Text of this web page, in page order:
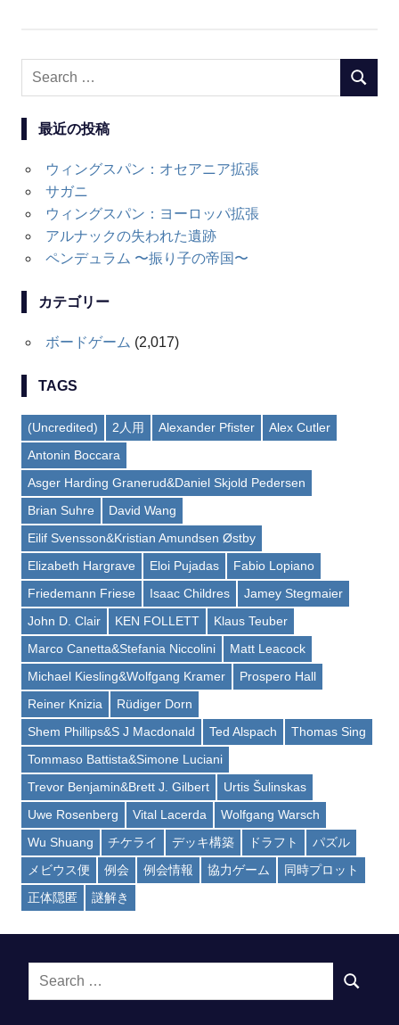
Search
最近の投稿
ウィングスパン：オセアニア拡張
サガニ
ウィングスパン：ヨーロッパ拡張
アルナックの失われた遺跡
ペンデュラム 〜振り子の帝国〜
カテゴリー
ボードゲーム (2,017)
TAGS
(Uncredited) 2人用 Alexander Pfister
Alex Cutler
Antonin Boccara
Asger Harding Granerud&Daniel Skjold Pedersen
Brian Suhre
David Wang
Eilif Svensson&Kristian Amundsen Østby
Elizabeth Hargrave
Eloi Pujadas
Fabio Lopiano
Friedemann Friese
Isaac Childres
Jamey Stegmaier
John D. Clair
KEN FOLLETT
Klaus Teuber
Marco Canetta&Stefania Niccolini
Matt Leacock
Michael Kiesling&Wolfgang Kramer
Prospero Hall
Reiner Knizia
Rüdiger Dorn
Shem Phillips&S J Macdonald
Ted Alspach
Thomas Sing
Tommaso Battista&Simone Luciani
Trevor Benjamin&Brett J. Gilbert
Urtis Šulinskas
Uwe Rosenberg
Vital Lacerda
Wolfgang Warsch
Wu Shuang
チケライ デッキ構築 ドラフト
パズル
メビウス便
例会 例会情報 協力ゲーム
同時プロット
正体隠匿
謎解き
Search
SEARCH